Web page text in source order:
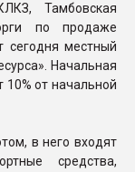
Тамбовская
по продаже
сегодня местный
Начальная
10% от начальной
в него входят
средства,